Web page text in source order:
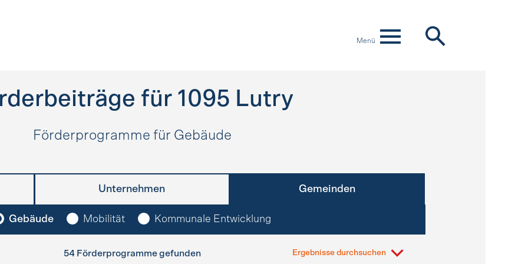
Menü
für 1095 Lutry
Förderprogramme für Gebäude
Unternehmen Gemeinden
Gebäude Mobilität Kommunale Entwicklung
54 Förderprogramme gefunden Ergebnisse durchsuchen